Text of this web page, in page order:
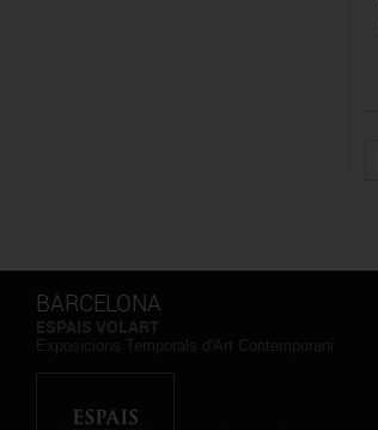
BARCELONA